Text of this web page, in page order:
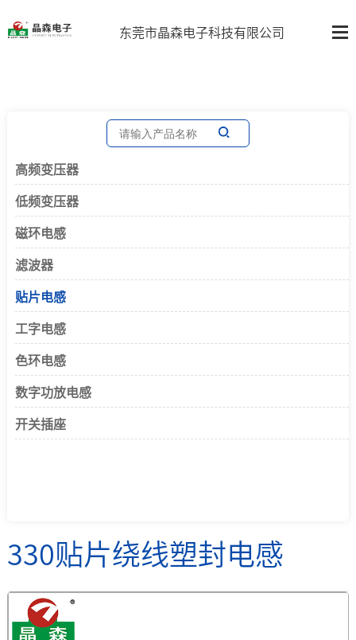
东莞市晶森电子科技有限公司
高频变压器
低频变压器
磁环电感
滤波器
贴片电感
工字电感
色环电感
数字功放电感
开关插座
330贴片绕线塑封电感